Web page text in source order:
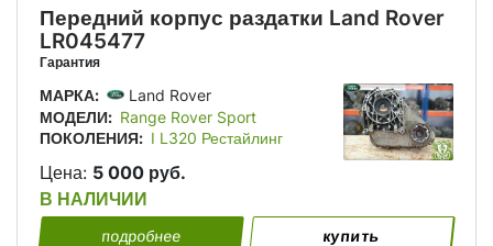
Передний корпус раздатки Land Rover
LR045477
Гарантия
МАРКА:
Land Rover
МОДЕЛИ: Range Rover Sport
ПОКОЛЕНИЯ: I L320 Рестайлинг
Цена: 5 000 руб.
В НАЛИЧИИ
подробнее купить